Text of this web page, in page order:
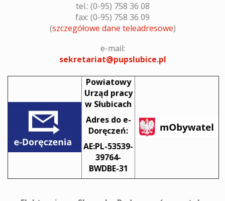
tel.: (0-95) 758 36 08
fax: (0-95) 758 36 09
(szczegółowe dane teleadresowe)
e-mail:
sekretariat@pupslubice.pl
Powiatowy
Urząd pracy
w Słubicach
Adres do e-
Doręczeń:
AE:PL-53539-
39764-
BWDBE-31